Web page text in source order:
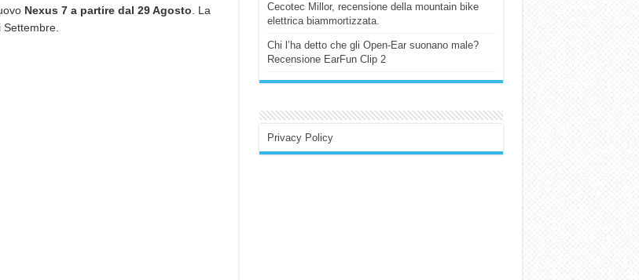
Nexus 7 a partire dal 29 Agosto . La
Cecotec Millor, recensione della mountain bike
elettrica biammortizzata.
Chi l’ha detto che gli Open-Ear suonano male?
Recensione EarFun Clip 2
Privacy Policy